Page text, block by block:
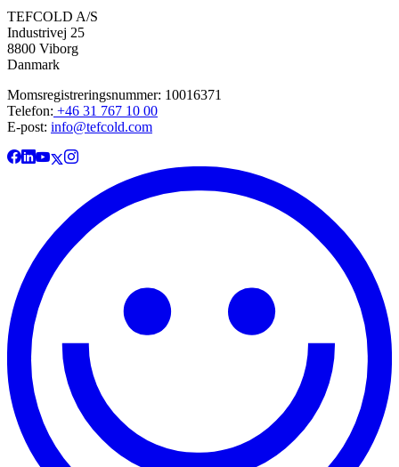
TEFCOLD A/S
Industrivej 25
8800 Viborg
Danmark
Momsregistreringsnummer: 10016371
Telefon: +46 31 767 10 00
E-post: info@tefcold.com